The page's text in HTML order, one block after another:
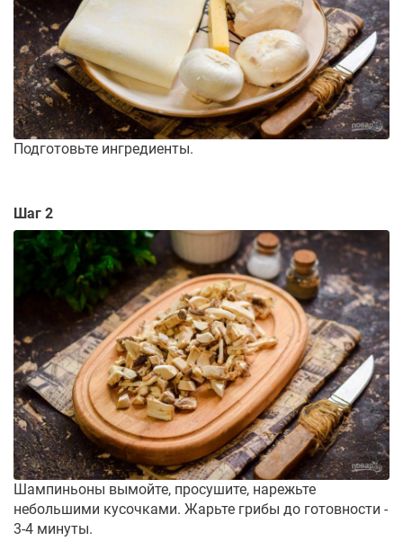
Подготовьте ингредиенты.
Шаг 2
Шампиньоны вымойте, просушите, нарежьте
небольшими кусочками. Жарьте грибы до готовности -
3-4 минуты.